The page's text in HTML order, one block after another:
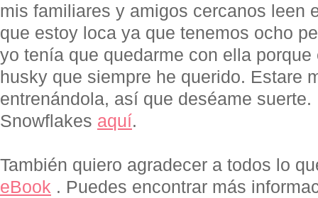
mis familiares y amigos cercanos leen
que estoy loca ya que tenemos ocho
yo tenía que quedarme con ella
husky que siempre he querido. Estare
entrenándola, así que deséame suerte.
Snowflakes aquí.
También quiero agradecer a todos lo
eBook . Puedes encontrar más